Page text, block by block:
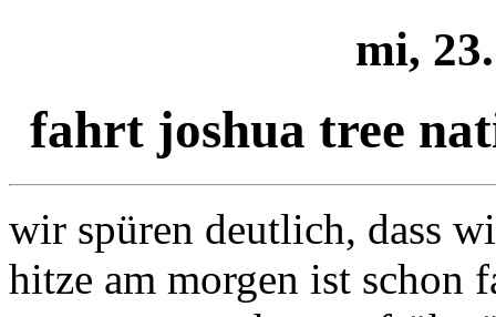
mi,
fahrt joshua tree
wir spüren deutlich, dass
hitze am morgen ist schon